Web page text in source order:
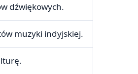
dźwiękowych.
muzyki indyjskiej.